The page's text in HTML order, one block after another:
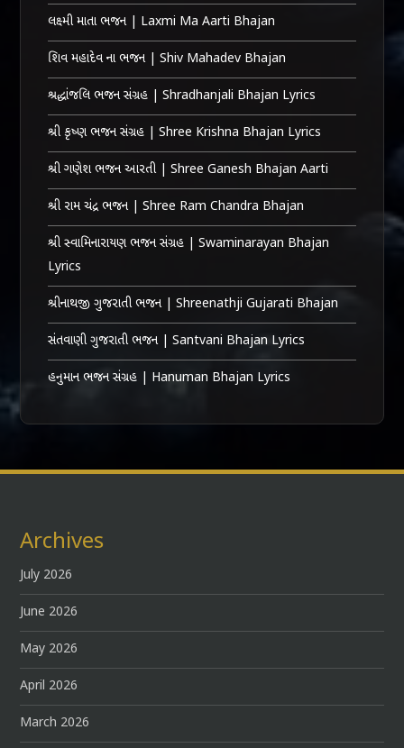
લક્ષ્મી માતા ભજન | Laxmi Ma Aarti Bhajan
શિવ મહાદેવ ના ભજન | Shiv Mahadev Bhajan
શ્રદ્ધાંજલિ ભજન સંગ્રહ | Shradhanjali Bhajan Lyrics
શ્રી કૃષ્ણ ભજન સંગ્રહ | Shree Krishna Bhajan Lyrics
શ્રી ગણેશ ભજન આરતી | Shree Ganesh Bhajan Aarti
શ્રી રામ ચંદ્ર ભજન | Shree Ram Chandra Bhajan
શ્રી સ્વામિનારાયણ ભજન સંગ્રહ | Swaminarayan Bhajan
Lyrics
શ્રીનાથજી ગુજરાતી ભજન | Shreenathji Gujarati Bhajan
સંતવાણી ગુજરાતી ભજન | Santvani Bhajan Lyrics
હનુમાન ભજન સંગ્રહ | Hanuman Bhajan Lyrics
Archives
July 2026
June 2026
May 2026
April 2026
March 2026